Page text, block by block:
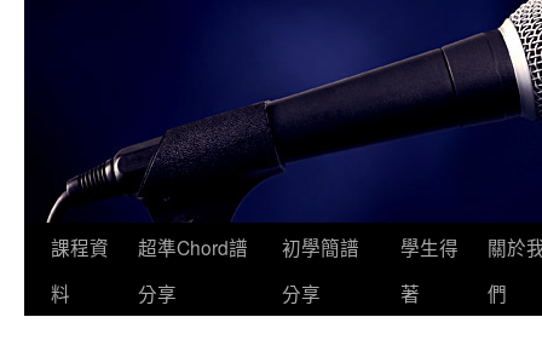
課程資
料
超準Chord譜
分享
初學簡譜
分享
學生得
著
關於
們